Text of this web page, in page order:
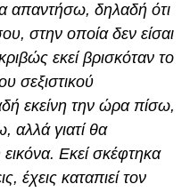
απαντήσω, δηλαδή ότι
στην οποία δεν είσαι
εκεί βρισκόταν το
σεξιστικού
εκείνη την ώρα πίσω,
αλλά γιατί θα
εικόνα. Εκεί σκέφτηκα
έχεις καταπιεί τον